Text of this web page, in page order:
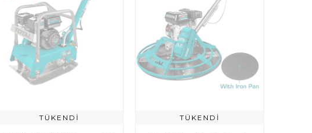
TÜKENDI TÜKENDI